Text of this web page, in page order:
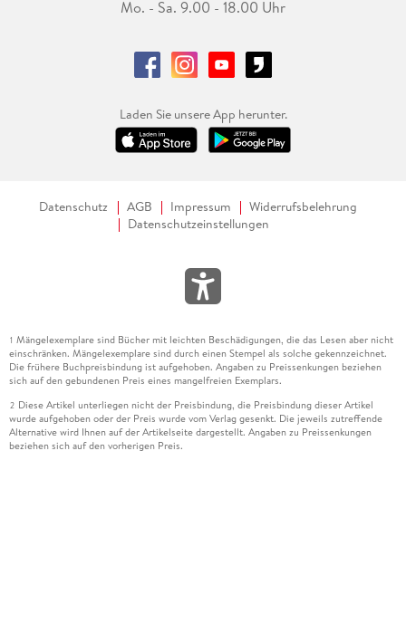
Mo. - Sa. 9.00 - 18.00 Uhr
Laden Sie unsere App herunter.
Datenschutz AGB Impressum
Widerrufsbelehrung
Datenschutzeinstellungen
1 Mängelexemplare sind Bücher mit leichten Beschädigungen, die das Lesen aber nicht
einschränken. Mängelexemplare sind durch einen Stempel als solche gekennzeichnet.
Die frühere Buchpreisbindung ist aufgehoben. Angaben zu Preissenkungen beziehen
sich auf den gebundenen Preis eines mangelfreien Exemplars.
2 Diese Artikel unterliegen nicht der Preisbindung, die Preisbindung dieser Artikel
wurde aufgehoben oder der Preis wurde vom Verlag gesenkt. Die jeweils zutreffende
Alternative wird Ihnen auf der Artikelseite dargestellt. Angaben zu Preissenkungen
beziehen sich auf den vorherigen Preis.